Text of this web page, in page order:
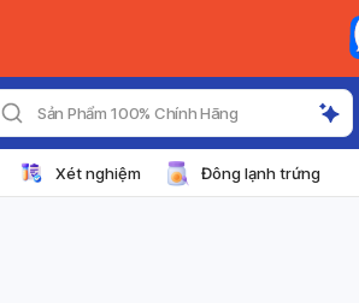
Sản Phẩm 100% Chính Hãng
Xét nghiệm Đông lạnh trứng